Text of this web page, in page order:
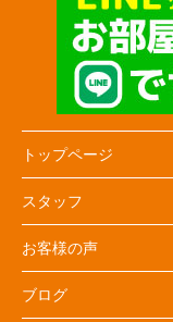
トップページ
スタッフ
お客様の声
ブログ